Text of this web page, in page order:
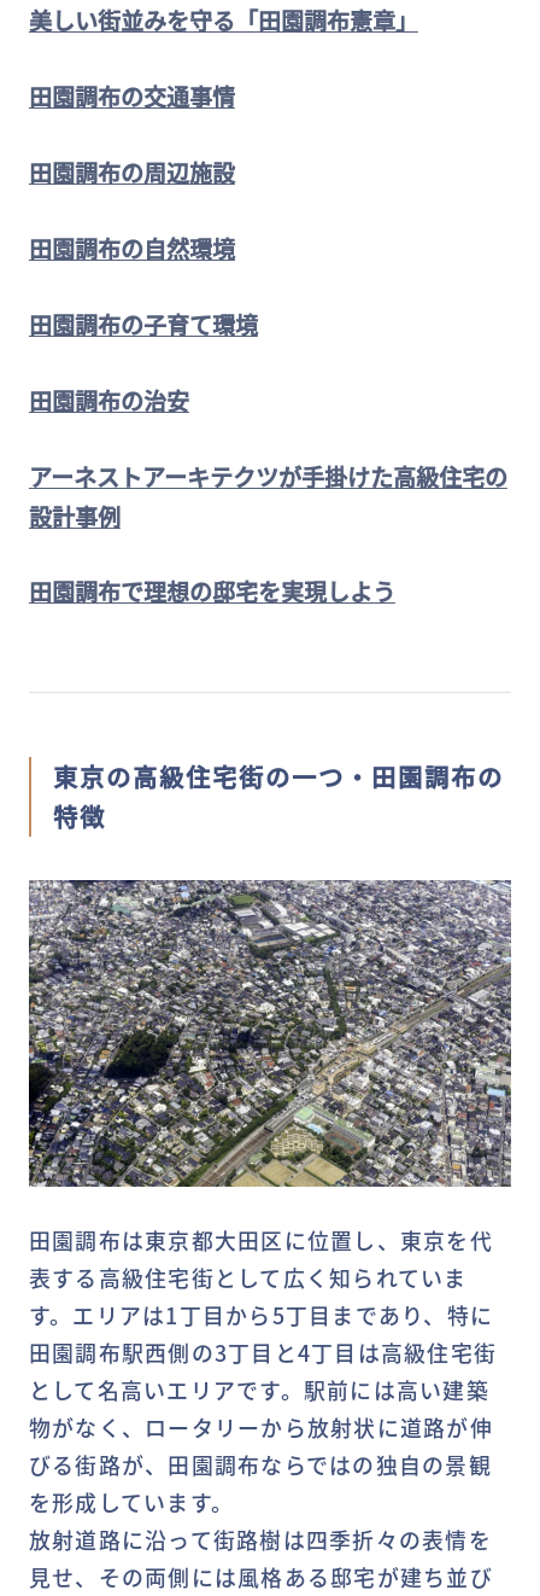
美しい街並みを守る「田園調布憲章」
田園調布の交通事情
田園調布の周辺施設
田園調布の自然環境
田園調布の子育て環境
田園調布の治安
アーネストアーキテクツが手掛けた高級住宅の
設計事例
田園調布で理想の邸宅を実現しよう
東京の高級住宅街の一つ・田園調布の
特徴
田園調布は東京都大田区に位置し、東京を代
表する高級住宅街として広く知られていま
す。エリアは1丁目から5丁目まであり、特に
田園調布駅西側の3丁目と4丁目は高級住宅街
として名高いエリアです。駅前には高い建築
物がなく、ロータリーから放射状に道路が伸
びる街路が、田園調布ならではの独自の景観
を形成しています。
放射道路に沿って街路樹は四季折々の表情を
見せ、その両側には風格ある邸宅が建ち並び